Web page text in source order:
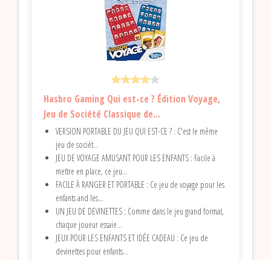
Hasbro Gaming Qui est-ce ? Édition Voyage,
Jeu de Société Classique de...
VERSION PORTABLE DU JEU QUI EST-CE ? : C'est le même
jeu de sociét...
JEU DE VOYAGE AMUSANT POUR LES ENFANTS : Facile à
mettre en place, ce jeu...
FACILE À RANGER ET PORTABLE : Ce jeu de voyage pour les
enfants and les...
UN JEU DE DEVINETTES : Comme dans le jeu grand format,
chaque joueur essaie...
JEUX POUR LES ENFANTS ET IDÉE CADEAU : Ce jeu de
devinettes pour enfants...